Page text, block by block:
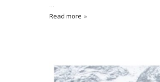
…
Read more